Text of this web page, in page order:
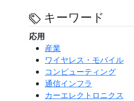
キーワード
応用
産業
ワイヤレス・モバイル
コンピューティング
通信インフラ
カーエレクトロニクス